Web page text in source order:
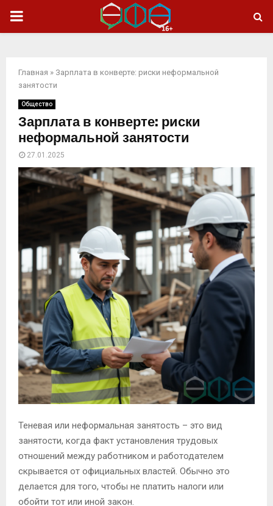
ОСНОВНОЕ
Главная » Зарплата в конверте: риски неформальной
занятости
Общество
Зарплата в конверте: риски
неформальной занятости
27.01.2025
Теневая или неформальная занятость – это вид
занятости, когда факт установления трудовых
отношений между работником и работодателем
скрывается от официальных властей. Обычно это
делается для того, чтобы не платить налоги или
обойти тот или иной закон.